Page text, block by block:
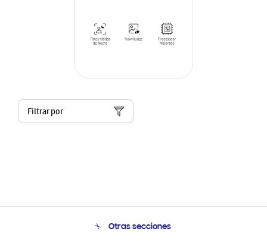
Filtrar por
Otras secciones